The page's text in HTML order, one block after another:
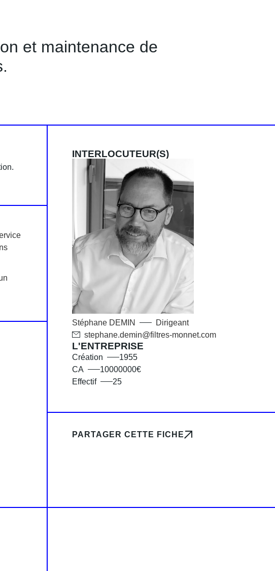
et maintenance de
INTERLOCUTEUR(S)
Stéphane DEMIN
Dirigeant
stephane.demin@filtres-monnet.com
L'ENTREPRISE
Création
1955
CA
10000000€
Effectif
25
PARTAGER CETTE FICHE